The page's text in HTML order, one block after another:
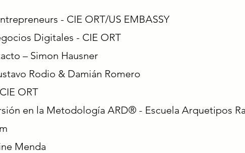
- CIE ORT/US EMBASSY
Digitales - CIE ORT
– Simon Hausner
Rodio & Damián Romero
ORT
en la Metodología ARD® - Escuela Arquetipos
Menda